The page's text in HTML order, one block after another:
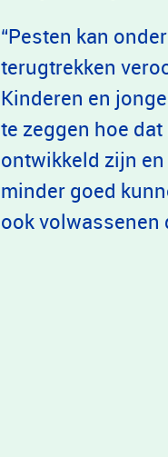
“Pesten kan
terugtrekken
Kinderen en
te zeggen hoe
ontwikkeld zijn
minder goed
ook volwassenen